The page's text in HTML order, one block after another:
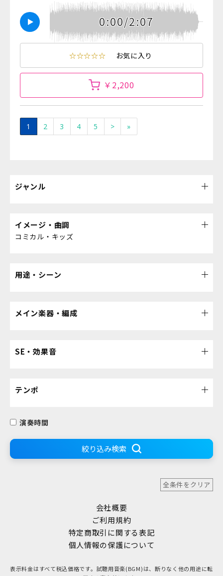
0:00/2:07
☆☆☆☆☆ お気に入り
￥2,200
1 2 3 4 5 > »
ジャンル
イメージ・曲調
コミカル・キッズ
用途・シーン
メイン楽器・編成
SE・効果音
テンポ
演奏時間
絞り込み検索
全条件をクリア
会社概要
ご利用規約
特定商取引に関する表記
個人情報の保護について
表示料金はすべて税込価格です。試聴用音楽(BGM)は、断りなく他の用途に転